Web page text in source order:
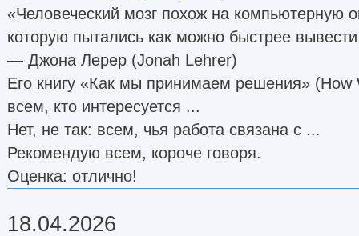
«Человеческий мозг похож на компьютерную
которую пытались как можно быстрее
— Джона Лерер (Jonah Lehrer)
Его книгу «Как мы принимаем решения»
всем, кто интересуется ...
Нет, не так: всем, чья работа связана с ...
Рекомендую всем, короче говоря.
Оценка: отлично!
18.04.2026